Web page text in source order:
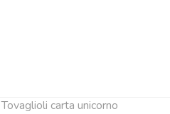
Tovaglioli carta unicorno